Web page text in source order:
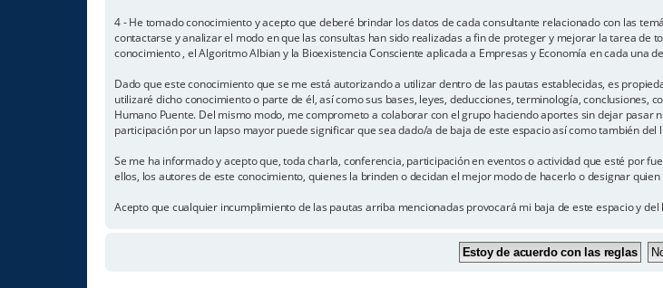
4 - He tomado conocimiento y acepto que deberé brindar los datos de cada consultante relacionado con las
contactarse y analizar el modo en que las consultas han sido realizadas a fin de proteger y mejorar la tarea
conocimiento , el Algoritmo Albian y la Bioexistencia Consciente aplicada a Empresas y Economía en cada una
Dado que este conocimiento que se me está autorizando a utilizar dentro de las pautas establecidas, es
utilizaré dicho conocimiento o parte de él, así como sus bases, leyes, deducciones, terminología,
Humano Puente. Del mismo modo, me comprometo a colaborar con el grupo haciendo aportes sin dejar
participación por un lapso mayor puede significar que sea dado/a de baja de este espacio así como también del
Se me ha informado y acepto que, toda charla, conferencia, participación en eventos o actividad que esté por
ellos, los autores de este conocimiento, quienes la brinden o decidan el mejor modo de hacerlo o designar quien
Acepto que cualquier incumplimiento de las pautas arriba mencionadas provocará mi baja de este espacio y